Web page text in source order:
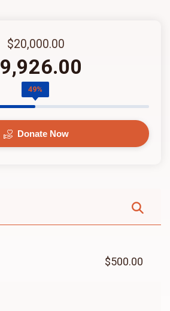
$20,000.00
9,926.00
49%
Donate Now
$500.00